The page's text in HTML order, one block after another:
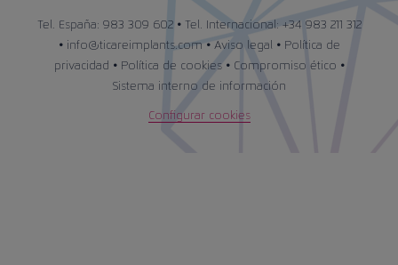
Tel. España: 983 309 602 • Tel. Internacional: +34 983 211 312
• info@ticareimplants.com • Aviso legal • Política de
privacidad • Política de cookies• Compromiso ético •
Sistema interno de información
Configurar cookies